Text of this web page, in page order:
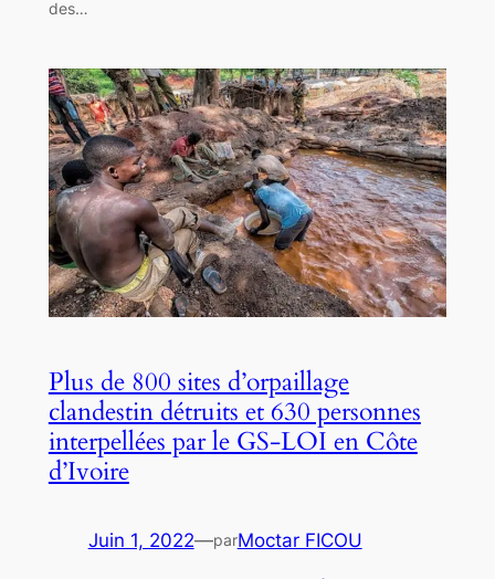
des…
Plus de 800 sites d’orpaillage
clandestin détruits et 630 personnes
interpellées par le GS-LOI en Côte
d’Ivoire
Juin 1, 2022—parMoctar FICOU